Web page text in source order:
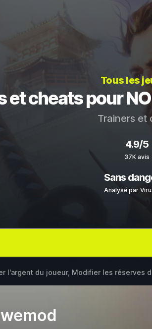
Tous les
et cheats pour
Trainers et
4.9/5
37K avis
Sans
Analysé par
l'argent du joueur, Modifier les réserves